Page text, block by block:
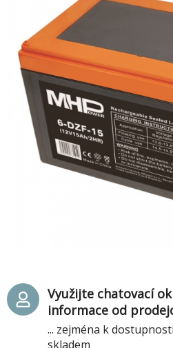
Využijte chatovací
informace od
... zejména k
skladem